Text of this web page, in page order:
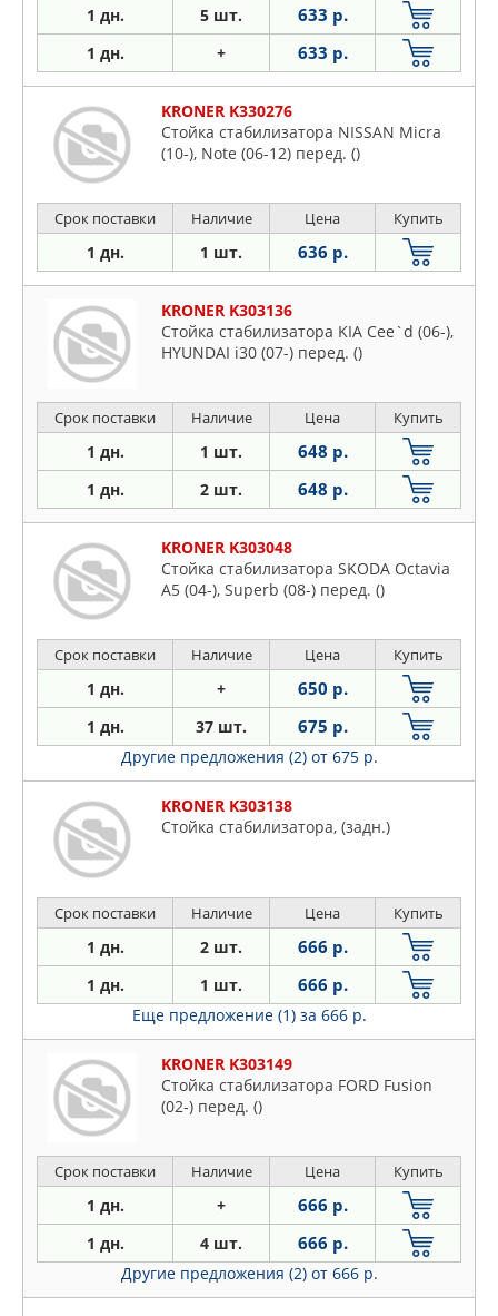
1 дн. 5 шт. 633 р.
1 дн. + 633 р.
KRONER K330276
Стойка стабилизатора NISSAN Micra
(10-), Note (06-12) перед. ()
Срок поставки Наличие Цена Купить
1 дн. 1 шт. 636 р.
KRONER K303136
Стойка стабилизатора KIA Cee`d (06-),
HYUNDAI i30 (07-) перед. ()
Срок поставки Наличие Цена Купить
1 дн. 1 шт. 648 р.
1 дн. 2 шт. 648 р.
KRONER K303048
Стойка стабилизатора SKODA Octavia
A5 (04-), Superb (08-) перед. ()
Срок поставки Наличие Цена Купить
1 дн. + 650 р.
1 дн. 37 шт. 675 р.
Другие предложения (2) от 675 р.
KRONER K303138
Стойка стабилизатора, (задн.)
Срок поставки Наличие Цена Купить
1 дн. 2 шт. 666 р.
1 дн. 1 шт. 666 р.
Еще предложение (1) за 666 р.
KRONER K303149
Стойка стабилизатора FORD Fusion
(02-) перед. ()
Срок поставки Наличие Цена Купить
1 дн. + 666 р.
1 дн. 4 шт. 666 р.
Другие предложения (2) от 666 р.